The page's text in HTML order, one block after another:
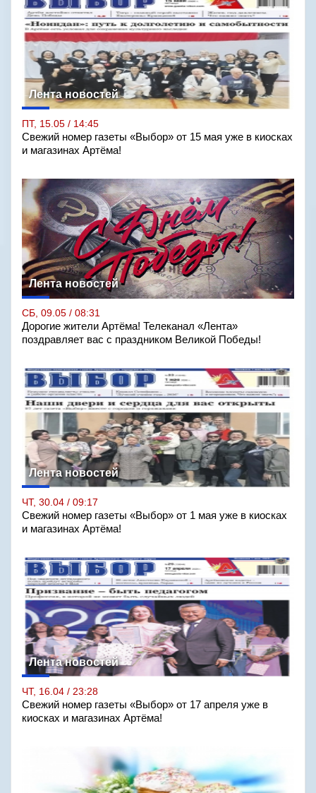
Лента новостей
ПТ, 15.05 / 14:45
Свежий номер газеты «Выбор» от 15 мая уже в киосках
и магазинах Артёма!
Лента новостей
СБ, 09.05 / 08:31
Дорогие жители Артёма! Телеканал «Лента»
поздравляет вас с праздником Великой Победы!
Лента новостей
ЧТ, 30.04 / 09:17
Свежий номер газеты «Выбор» от 1 мая уже в киосках
и магазинах Артёма!
Лента новостей
ЧТ, 16.04 / 23:28
Свежий номер газеты «Выбор» от 17 апреля уже в
киосках и магазинах Артёма!